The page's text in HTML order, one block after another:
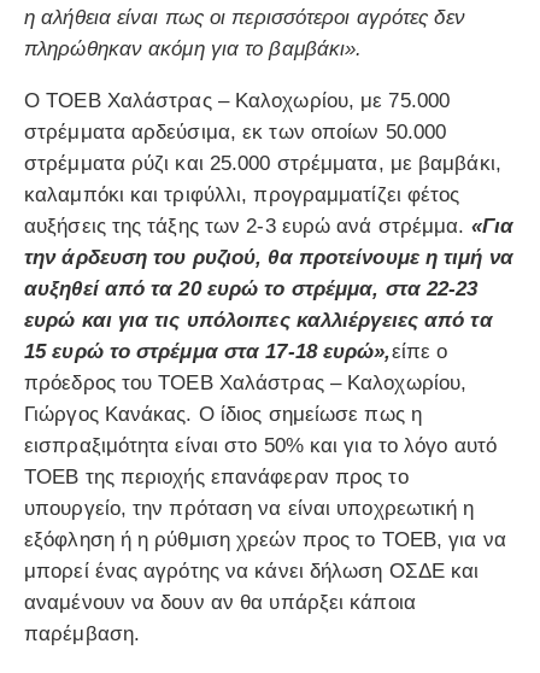
η αλήθεια είναι πως οι περισσότεροι αγρότες δεν
πληρώθηκαν ακόμη για το βαμβάκι».
Ο ΤΟΕΒ Χαλάστρας – Καλοχωρίου, με 75.000
στρέμματα αρδεύσιμα, εκ των οποίων 50.000
στρέμματα ρύζι και 25.000 στρέμματα, με βαμβάκι,
καλαμπόκι και τριφύλλι, προγραμματίζει φέτος
αυξήσεις της τάξης των 2-3 ευρώ ανά στρέμμα. «Για
την άρδευση του ρυζιού, θα προτείνουμε η τιμή να
αυξηθεί από τα 20 ευρώ το στρέμμα, στα 22-23
ευρώ και για τις υπόλοιπες καλλιέργειες από τα
15 ευρώ το στρέμμα στα 17-18 ευρώ»,είπε ο
πρόεδρος του ΤΟΕΒ Χαλάστρας – Καλοχωρίου,
Γιώργος Κανάκας. Ο ίδιος σημείωσε πως η
εισπραξιμότητα είναι στο 50% και για το λόγο αυτό
ΤΟΕΒ της περιοχής επανάφεραν προς το
υπουργείο, την πρόταση να είναι υποχρεωτική η
εξόφληση ή η ρύθμιση χρεών προς το ΤΟΕΒ, για να
μπορεί ένας αγρότης να κάνει δήλωση ΟΣΔΕ και
αναμένουν να δουν αν θα υπάρξει κάποια
παρέμβαση.